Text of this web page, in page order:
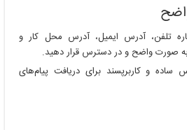
تلفن، آدرس ایمیل، آدرس محل کار و
صورت واضح و در دسترس قرار دهید.
ساده و کاربرپسند برای دریافت پیام‌های